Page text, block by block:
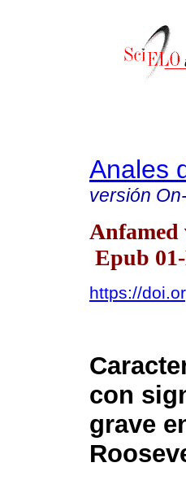
Anales
versión
Anfamed
Epub
https://
con
grave